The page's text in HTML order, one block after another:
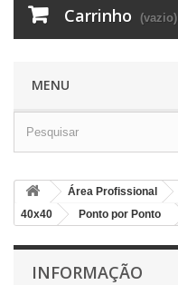
Carrinho (vazio)
MENU
Área Profissional
40x40
Ponto por Ponto
INFORMAÇÃO